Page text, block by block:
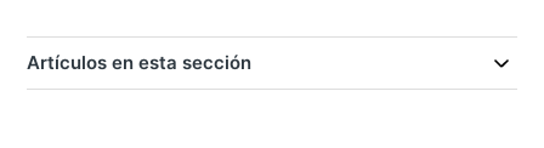
Artículos en esta sección